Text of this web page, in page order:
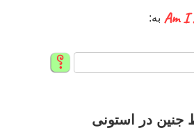
به:
در استونی